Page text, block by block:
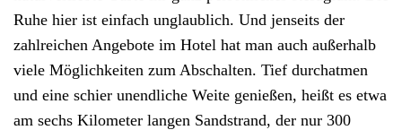
Ruhe hier ist einfach unglaublich. Und jenseits der
zahlreichen Angebote im Hotel hat man auch außerhalb
viele Möglichkeiten zum Abschalten. Tief durchatmen
und eine schier unendliche Weite genießen, heißt es etwa
am sechs Kilometer langen Sandstrand, der nur 300